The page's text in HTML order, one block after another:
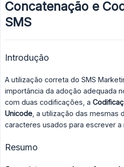
Concatenação e
SMS
Introdução
A utilização correta do SMS
importância da adoção adequada
com duas codificações, a
Unicode , a utilização das
caracteres usados ​​para escrever a
Resumo